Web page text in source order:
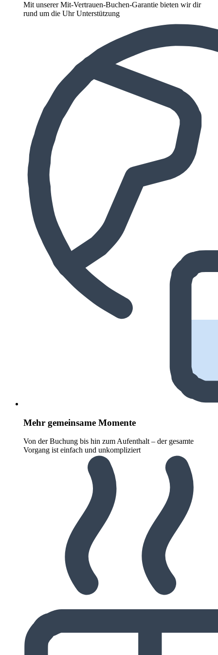
Mit unserer Mit-Vertrauen-Buchen-Garantie bieten wir dir
rund um die Uhr Unterstützung
Mehr gemeinsame Momente
Von der Buchung bis hin zum Aufenthalt – der gesamte
Vorgang ist einfach und unkompliziert